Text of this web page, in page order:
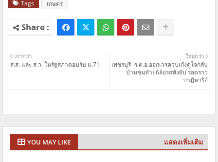
Tags เกษตร
ใหม่กว่า
เพชรบุรี- ร.ต.อ.ออกเวรควบเก๋งคู่ใจกลับ
บ้านชนท้าย6ล้อรถพังยับ รอดราว
ปาฏิหาริย์
เก่ากว่า
ส.ส. และ ส.ว. ในรัฐสภาตอบรับ ม.71
YOU MAY LIKE แสดงเพิ่มเติม